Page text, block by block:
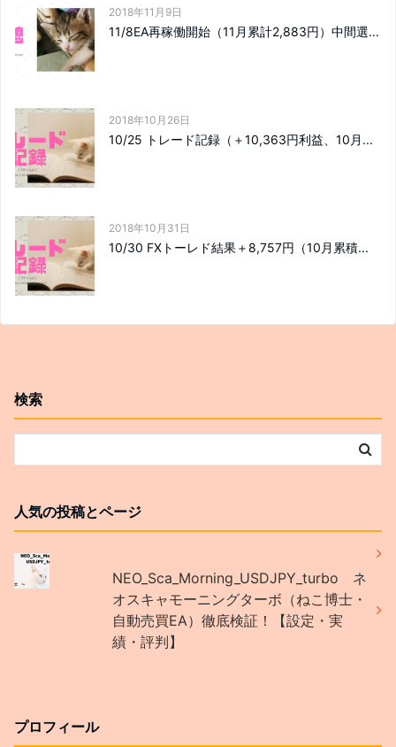
2018年11月9日
11/8EA再稼働開始（11月累計2,883円）中間選...
2018年10月26日
10/25 トレード記録（＋10,363円利益、10月...
2018年10月31日
10/30 FXトーレド結果＋8,757円（10月累積...
検索
人気の投稿とページ
NEO_Sca_Morning_USDJPY_turbo ネ
オスキャモーニングターボ（ねこ博士・
自動売買EA）徹底検証！【設定・実
績・評判】
プロフィール